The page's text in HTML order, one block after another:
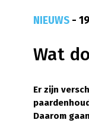
NIEUWS- 19
Wat
Er zijn
Daarom